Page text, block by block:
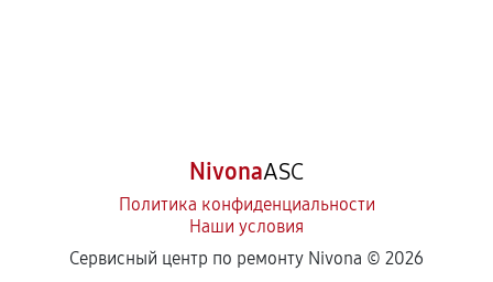
NivonaASC
Политика конфиденциальности
Наши условия
Сервисный центр по ремонту Nivona © 2026